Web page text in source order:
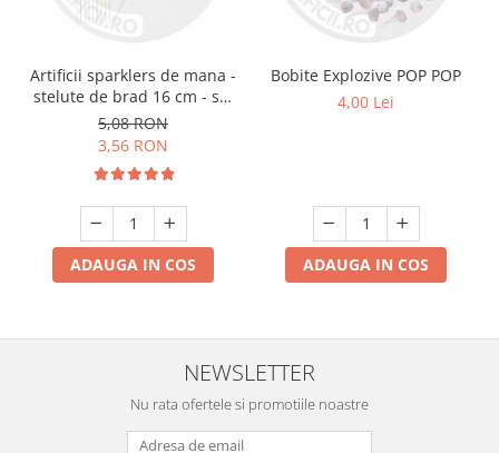
Artificii sparklers de mana -
stelute de brad 16 cm - set
10 buc
5,08 RON
3,56 RON
ADAUGA IN COS
Bobite Explozive POP POP
4,00 Lei
ADAUGA IN COS
NEWSLETTER
Nu rata ofertele si promotiile noastre